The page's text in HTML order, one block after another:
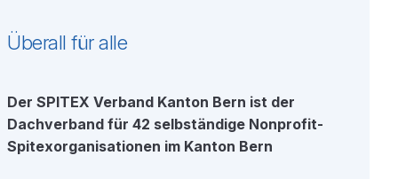
Überall für alle
Der SPITEX Verband Kanton Bern ist der
Dachverband für 42 selbständige Nonprofit-
Spitexorganisationen im Kanton Bern